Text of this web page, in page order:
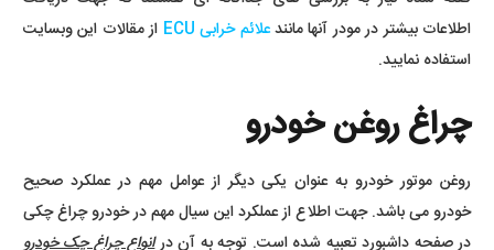
اطلاعات بیشتر در مودر آنها مانندعلائم خرابی ECU
از مقالات این وبسایت
استفاده نمایید.
چراغ روغن خودرو
روغن موتور خودرو به عنوان یکی دیگر از عوامل مهم در عملکرد صحیح
خودرو می باشد. جهت اطلاع از عملکرد این سیال مهم در خودرو چراغ چکی
در صفحه داشبورد تعبیه شده است. توجه به آن درانواع چراغ چک خودرو